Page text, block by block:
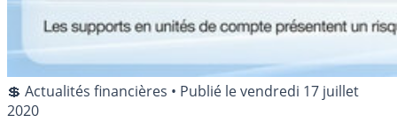
💲 Actualités financières • Publié levendredi 17 juillet
2020